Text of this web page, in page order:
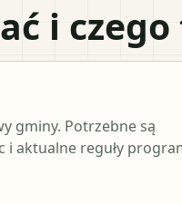
i
gminy. Potrzebne są
i aktualne reguły